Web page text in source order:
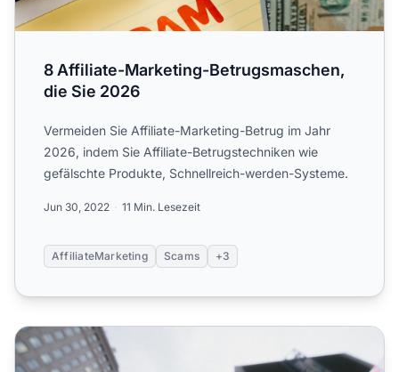
8 Affiliate-Marketing-Betrugsmaschen,
die Sie 2026
Vermeiden Sie Affiliate-Marketing-Betrug im Jahr
2026, indem Sie Affiliate-Betrugstechniken wie
gefälschte Produkte, Schnellreich-werden-Systeme.
Jun 30, 2022 11 Min. Lesezeit
AffiliateMarketing Scams +3
7 Social-Media-Tipps für Unternehmen, um organisiert zu